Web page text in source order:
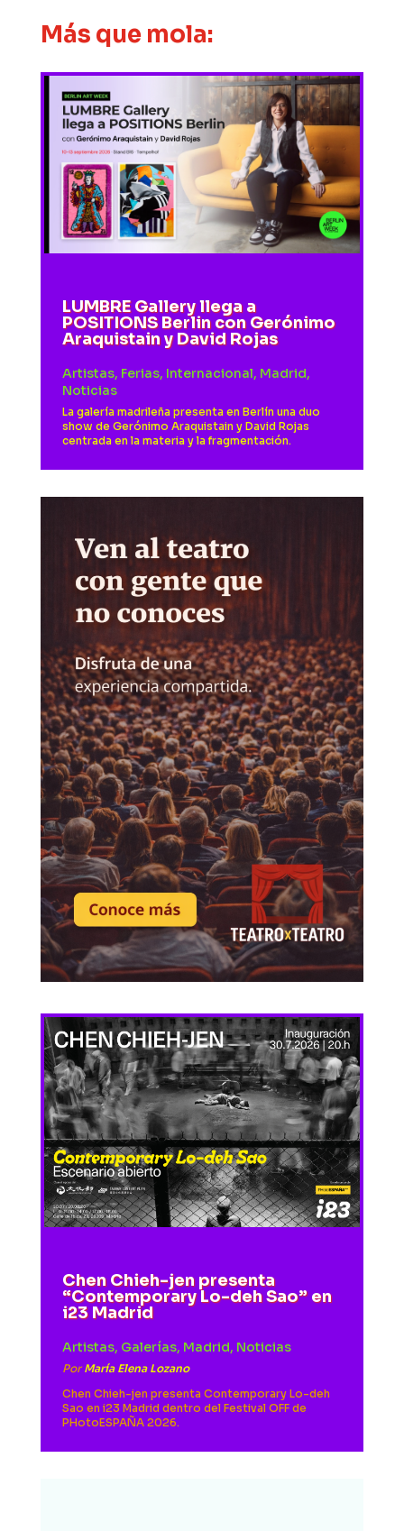
Más que mola:
LUMBRE Gallery llega a
POSITIONS Berlin con Gerónimo
Araquistain y David Rojas
Artistas, Ferias, Internacional, Madrid,
Noticias
La galería madrileña presenta en Berlín una duo
show de Gerónimo Araquistain y David Rojas
centrada en la materia y la fragmentación.
Chen Chieh-jen presenta
“Contemporary Lo-deh Sao” en
i23 Madrid
Artistas, Galerías, Madrid, Noticias
PorMaría Elena Lozano
Chen Chieh-jen presenta Contemporary Lo-deh
Sao en i23 Madrid dentro del Festival OFF de
PHotoESPAÑA 2026.